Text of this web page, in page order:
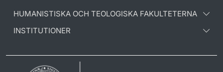
HUMANISTISKA OCH TEOLOGISKA FAKULTETERNA
INSTITUTIONER